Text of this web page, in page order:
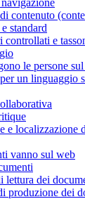
contenuto
standard
controllati e
le persone
un linguaggio
e localizzazione
vanno sul web
lettura dei
produzione dei